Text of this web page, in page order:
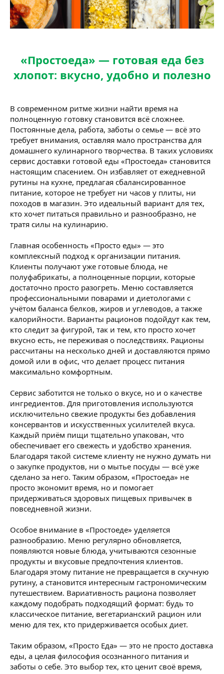
«Простоеда» — готовая еда без
хлопот: вкусно, удобно и полезно
В современном ритме жизни найти время на
полноценную готовку становится всё сложнее.
Постоянные дела, работа, заботы о семье — всё это
требует внимания, оставляя мало пространства для
домашнего кулинарного творчества. В таких условиях
сервис доставки готовой еды «Простоеда» становится
настоящим спасением. Он избавляет от ежедневной
рутины на кухне, предлагая сбалансированное
питание, которое не требует ни часов у плиты, ни
походов в магазин. Это идеальный вариант для тех,
кто хочет питаться правильно и разнообразно, не
тратя силы на кулинарию.
Главная особенность «Просто еды» — это
комплексный подход к организации питания.
Клиенты получают уже готовые блюда, не
полуфабрикаты, а полноценные порции, которые
достаточно просто разогреть. Меню составляется
профессиональными поварами и диетологами с
учётом баланса белков, жиров и углеводов, а также
калорийности. Варианты рационов подойдут как тем,
кто следит за фигурой, так и тем, кто просто хочет
вкусно есть, не переживая о последствиях. Рационы
рассчитаны на несколько дней и доставляются прямо
домой или в офис, что делает процесс питания
максимально комфортным.
Сервис заботится не только о вкусе, но и о качестве
ингредиентов. Для приготовления используются
исключительно свежие продукты без добавления
консервантов и искусственных усилителей вкуса.
Каждый приём пищи тщательно упакован, что
обеспечивает его свежесть и удобство хранения.
Благодаря такой системе клиенту не нужно думать ни
о закупке продуктов, ни о мытье посуды — всё уже
сделано за него. Таким образом, «Простоеда» не
просто экономит время, но и помогает
придерживаться здоровых пищевых привычек в
повседневной жизни.
Особое внимание в «Простоеде» уделяется
разнообразию. Меню регулярно обновляется,
появляются новые блюда, учитываются сезонные
продукты и вкусовые предпочтения клиентов.
Благодаря этому питание не превращается в скучную
рутину, а становится интересным гастрономическим
путешествием. Вариативность рациона позволяет
каждому подобрать подходящий формат: будь то
классическое питание, вегетарианский рацион или
меню для тех, кто придерживается особых диет.
Таким образом, «Просто Еда» — это не просто доставка
еды, а целая философия осознанного питания и
заботы о себе. Это выбор тех, кто ценит своё время,